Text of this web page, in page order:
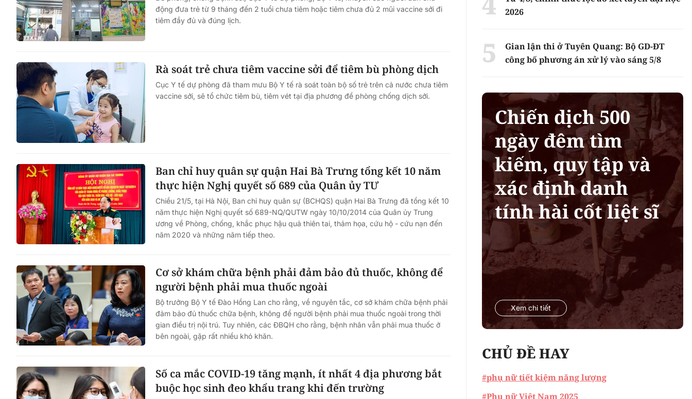
động đưa trẻ từ 9 tháng đến 2 tuổi chưa tiêm hoặc tiêm chưa đủ 2 mũi vaccine sởi đi
tiêm đầy đủ và đúng lịch.
Rà soát trẻ chưa tiêm vaccine sởi để tiêm bù phòng dịch
Cục Y tế dự phòng đã tham mưu Bộ Y tế rà soát toàn bộ số trẻ trên cả nước chưa tiêm
vaccine sởi, sẽ tổ chức tiêm bù, tiêm vét tại địa phương để phòng chống dịch sởi.
Ban chỉ huy quân sự quận Hai Bà Trưng tổng kết 10 năm
thực hiện Nghị quyết số 689 của Quân ủy TƯ
Chiều 21/5, tại Hà Nội, Ban chỉ huy quân sự (BCHQS) quận Hai Bà Trưng đã tổng kết 10
năm thực hiện Nghị quyết số 689-NQ/QUTW ngày 10/10/2014 của Quân ủy Trung
ương về Phòng, chống, khắc phục hậu quả thiên tai, thảm họa, cứu hộ - cứu nạn đến
năm 2020 và những năm tiếp theo.
Cơ sở khám chữa bệnh phải đảm bảo đủ thuốc, không để
người bệnh phải mua thuốc ngoài
Bộ trưởng Bộ Y tế Đào Hồng Lan cho rằng, về nguyên tắc, cơ sở khám chữa bệnh phải
đảm bảo đủ thuốc chữa bệnh, không để người bệnh phải mua thuốc ngoài trong thời
gian điều trị nội trú. Tuy nhiên, các ĐBQH cho rằng, bệnh nhân vẫn phải mua thuốc ở
bên ngoài, gặp rất nhiều khó khăn.
Số ca mắc COVID-19 tăng mạnh, ít nhất 4 địa phương bắt
buộc học sinh đeo khẩu trang khi đến trường
2026
Gian lận thi ở Tuyên Quang: Bộ GD-ĐT
công bố phương án xử lý vào sáng 5/8
Chiến dịch 500
ngày đêm tìm
kiếm, quy tập và
xác định danh
tính hài cốt liệt sĩ
Xem chi tiết
CHỦ ĐỀ HAY
#phụ nữ tiết kiệm năng lượng
#Phụ nữ Việt Nam 2025